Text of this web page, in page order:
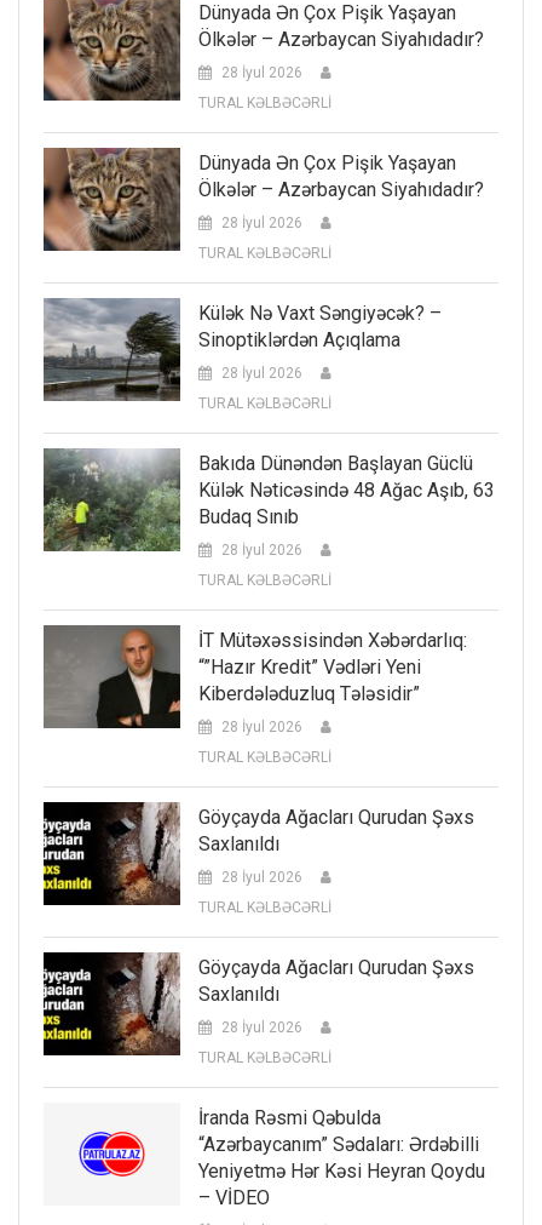
Dünyada Ən Çox Pişik Yaşayan
Ölkələr – Azərbaycan Siyahıdadır?
28 İyul 2026
TURAL KƏLBƏCƏRLİ
Dünyada Ən Çox Pişik Yaşayan
Ölkələr – Azərbaycan Siyahıdadır?
28 İyul 2026
TURAL KƏLBƏCƏRLİ
Külək Nə Vaxt Səngiyəcək? –
Sinoptiklərdən Açıqlama
28 İyul 2026
TURAL KƏLBƏCƏRLİ
Bakıda Dünəndən Başlayan Güclü
Külək Nəticəsində 48 Ağac Aşıb, 63
Budaq Sınıb
28 İyul 2026
TURAL KƏLBƏCƏRLİ
İT Mütəxəssisindən Xəbərdarlıq:
“”Hazır Kredit” Vədləri Yeni
Kiberdələduzluq Tələsidir”
28 İyul 2026
TURAL KƏLBƏCƏRLİ
Göyçayda Ağacları Qurudan Şəxs
Saxlanıldı
28 İyul 2026
TURAL KƏLBƏCƏRLİ
Göyçayda Ağacları Qurudan Şəxs
Saxlanıldı
28 İyul 2026
TURAL KƏLBƏCƏRLİ
İranda Rəsmi Qəbulda
“Azərbaycanım” Sədaları: Ərdəbilli
Yeniyetmə Hər Kəsi Heyran Qoydu
– VİDEO